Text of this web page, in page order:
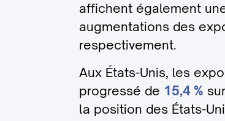
affichent également
augmentations des
respectivement.
Aux États-Unis, les
progressé de 15,4 %
la position des États-